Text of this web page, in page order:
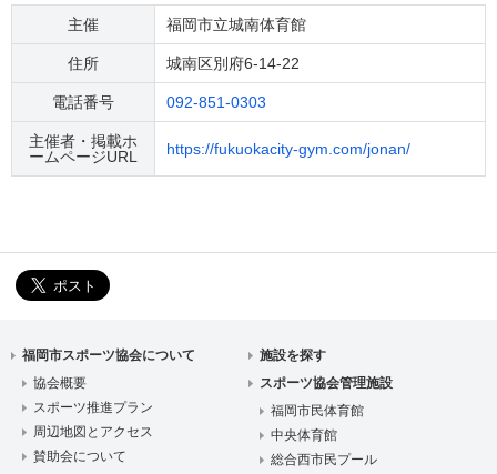
主催 福岡市立城南体育館
住所 城南区別府6-14-22
電話番号 092-851-0303
主催者・掲載ホ
ームページURL
https://fukuokacity-gym.com/jonan/
福岡市スポーツ協会について
協会概要
スポーツ推進プラン
周辺地図とアクセス
賛助会について
施設を探す
スポーツ協会管理施設
福岡市民体育館
中央体育館
総合西市民プール